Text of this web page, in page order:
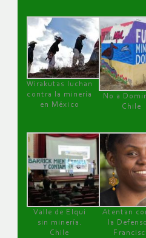
Wirakutas luchan
contra la minería
en México
No a
Chile
Valle de Elqui
sin minería.
Chile
Atentan
la